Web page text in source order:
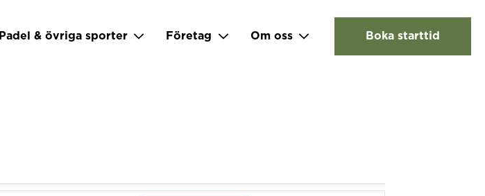
Padel & övriga sporter Företag Om oss Boka starttid